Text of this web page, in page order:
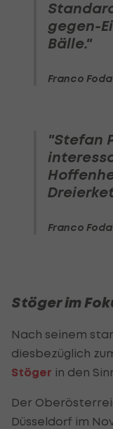
gegen-
Bälle."
Franco Foda
"Stefan
Franco Foda
Stöger im
Nach seinem
diesbezüglich
Stöger in den
Der
Düsseldorf im